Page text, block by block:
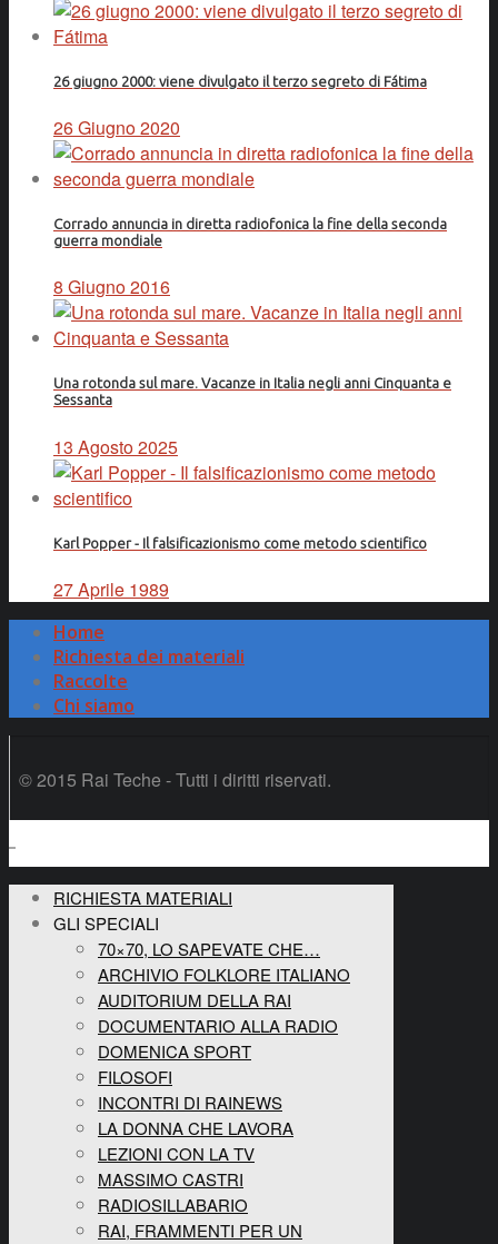
26 giugno 2000: viene divulgato il terzo segreto di Fátima
26 Giugno 2020
Corrado annuncia in diretta radiofonica la fine della seconda
guerra mondiale
8 Giugno 2016
Una rotonda sul mare. Vacanze in Italia negli anni Cinquanta e
Sessanta
13 Agosto 2025
Karl Popper - Il falsificazionismo come metodo scientifico
27 Aprile 1989
Home
Richiesta dei materiali
Raccolte
Chi siamo
© 2015 Rai Teche - Tutti i diritti riservati.
RICHIESTA MATERIALI
GLI SPECIALI
70×70, LO SAPEVATE CHE…
ARCHIVIO FOLKLORE ITALIANO
AUDITORIUM DELLA RAI
DOCUMENTARIO ALLA RADIO
DOMENICA SPORT
FILOSOFI
INCONTRI DI RAINEWS
LA DONNA CHE LAVORA
LEZIONI CON LA TV
MASSIMO CASTRI
RADIOSILLABARIO
RAI, FRAMMENTI PER UN